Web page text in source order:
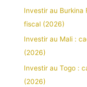
Investir au Burkina
fiscal (2026)
Investir au Mali :
(2026)
Investir au Togo :
(2026)